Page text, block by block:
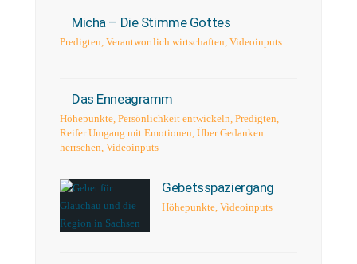
Micha – Die Stimme Gottes
Predigten, Verantwortlich wirtschaften, Videoinputs
Das Enneagramm
Höhepunkte, Persönlichkeit entwickeln, Predigten,
Reifer Umgang mit Emotionen, Über Gedanken
herrschen, Videoinputs
Gebetsspaziergang
Höhepunkte,Videoinputs